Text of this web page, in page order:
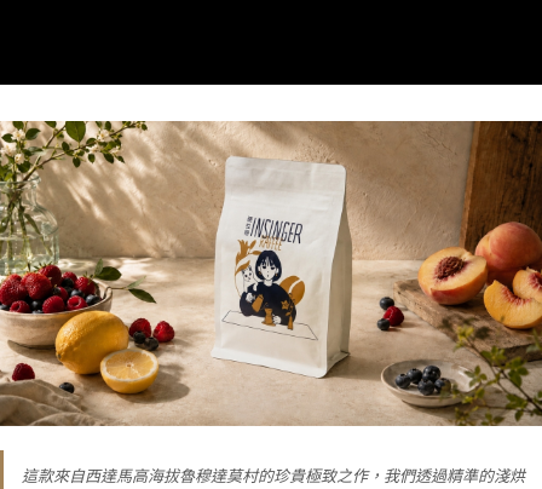
這款來自西達馬高海拔魯穆達莫村的珍貴極致之作，我們透過精準的淺烘